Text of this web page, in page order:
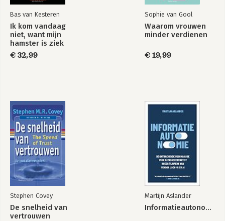
Bas van Kesteren
Ik kom vandaag
niet, want mijn
hamster is ziek
€ 32,99
Sophie van Gool
Waarom vrouwen
minder verdienen
€ 19,99
Stephen Covey
De snelheid van
vertrouwen
Martijn Aslander
Informatieautonomie